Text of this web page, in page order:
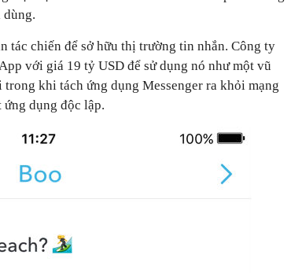
dùng.
tác chiến để sở hữu thị trường tin nhắn. Công ty
với giá 19 tỷ USD để sử dụng nó như một vũ
khi tách ứng dụng Messenger ra khỏi mạng
dụng độc lập.